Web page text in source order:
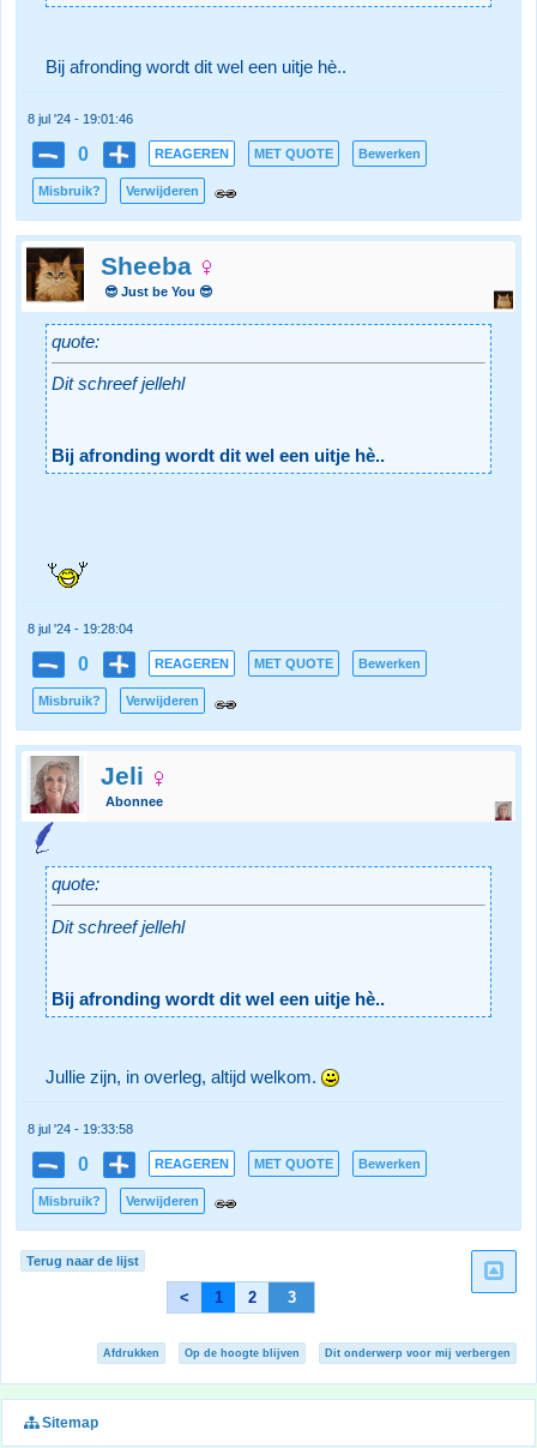
Bij afronding wordt dit wel een uitje hè..
8 jul '24 - 19:01:46
0 REAGEREN MET QUOTE Bewerken
Misbruik? Verwijderen
Sheeba
😎 Just be You 😎
quote:
Dit schreef jellehl
Bij afronding wordt dit wel een uitje hè..
8 jul '24 - 19:28:04
0 REAGEREN MET QUOTE Bewerken
Misbruik? Verwijderen
Jeli
Abonnee
quote:
Dit schreef jellehl
Bij afronding wordt dit wel een uitje hè..
Jullie zijn, in overleg, altijd welkom.
8 jul '24 - 19:33:58
0 REAGEREN MET QUOTE Bewerken
Misbruik? Verwijderen
Terug naar de lijst
< 1 2 3
Afdrukken Op de hoogte blijven Dit onderwerp voor mij verbergen
Sitemap